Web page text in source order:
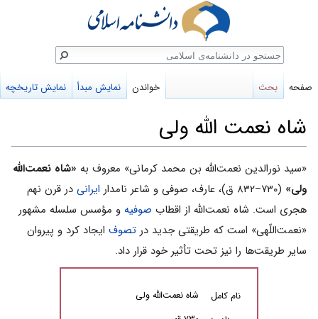
شاه نعمت الله ولی
پرش
به
ناوبری
پرش
به
جستجو
«سید نورالدین نعمت‌الله بن محمد کرمانى» معروف به «شاه نعمت‌الله
ولى» (۷۳۰–۸۳۲ ق)، عارف، صوفى و شاعر نامدار ایرانى در قرن نهم
هجری است. شاه نعمت‌الله از اقطاب صوفیه و مؤسس سلسله مشهور
«نعمت‌اللّهى» است که طریقتى جدید در تصوف ایجاد کرد و پیروان
سایر طریقت‌ها را نیز تحت تأثیر خود قرار داد.
نام کامل
شاه نعمت‌الله ولى
صفحه بحث خواندن نمایش مبدأ نمایش تاریخچه
جستجو